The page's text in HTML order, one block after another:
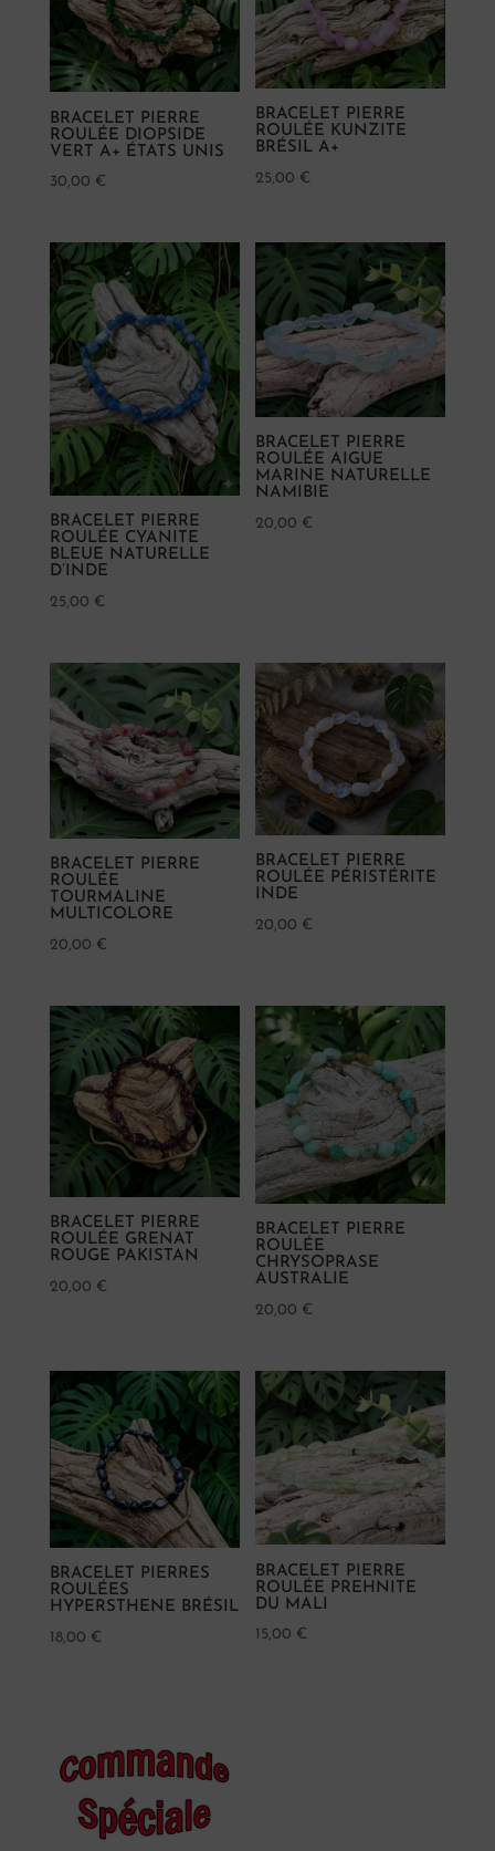
Contact
BRACELET PIERRE
ROULÉE DIOPSIDE
VERT A+ ÉTATS UNIS
30,00 €
BRACELET PIERRE
ROULÉE KUNZITE
BRÉSIL A+
25,00 €
BRACELET PIERRE
ROULÉE CYANITE
BLEUE NATURELLE
D’INDE
25,00 €
BRACELET PIERRE
ROULÉE AIGUE
MARINE NATURELLE
NAMIBIE
20,00 €
BRACELET PIERRE
ROULÉE
TOURMALINE
MULTICOLORE
20,00 €
BRACELET PIERRE
ROULÉE PÉRISTÉRITE
INDE
20,00 €
BRACELET PIERRE
ROULÉE GRENAT
ROUGE PAKISTAN
20,00 €
BRACELET PIERRE
ROULÉE
CHRYSOPRASE
AUSTRALIE
20,00 €
BRACELET PIERRES
ROULÉES
HYPERSTHENE BRÉSIL
18,00 €
BRACELET PIERRE
ROULÉE PREHNITE
DU MALI
15,00 €